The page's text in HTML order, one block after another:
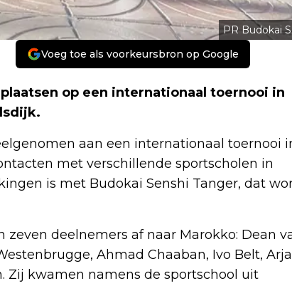
PR Budokai
Voeg toe als voorkeursbron op Google
op een internationaal toernooi in
aan een internationaal toernooi
met verschillende sportscholen in
is met Budokai Senshi Tanger, dat
deelnemers af naar Marokko: Dean
Ahmad Chaaban, Ivo Belt,
Zij kwamen namens de sportschool uit